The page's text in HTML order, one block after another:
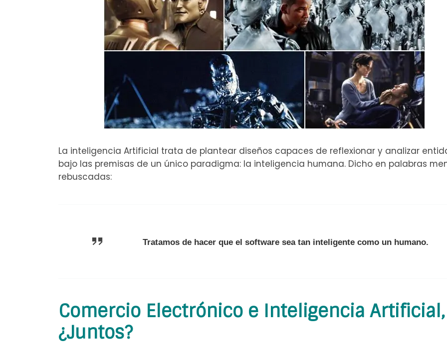
La inteligencia Artificial trata de plantear diseños capaces de reflexionar y analizar
bajo las premisas de un único paradigma: la inteligencia humana. Dicho en palabras
rebuscadas:
Tratamos de hacer que el software sea tan inteligente como un humano.
Comercio Electrónico e Inteligencia Artificial,
¿Juntos?